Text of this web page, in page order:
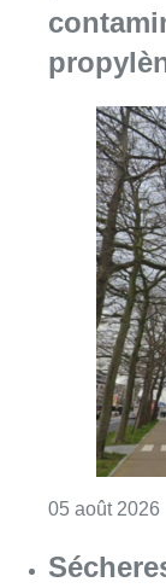
05 août 2026